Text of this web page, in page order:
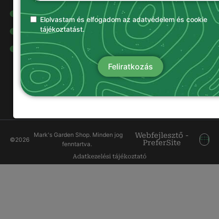
kenőanyagok
Damilok
Munkavédelmi
ruházat
©2026
Mark's Garden Shop. Minden jog
fenntartva.
Webfejlesztő -
PreferSite
Adatkezelési tájékoztató
Elolvastam és elfogadom az adatvédelem és cookie
tájékoztatást.
Feliratkozás